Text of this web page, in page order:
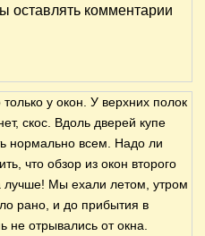
оставлять комментарии
только у окон. У верхних полок
скос. Вдоль дверей купе
нормально всем. Надо ли
что обзор из окон второго
лучше! Мы ехали летом, утром
рано, и до прибытия в
не отрывались от окна.